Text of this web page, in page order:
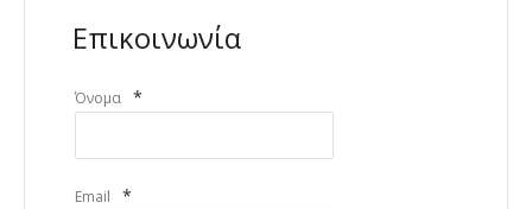
Επικοινωνία
Όνομα *
Email *